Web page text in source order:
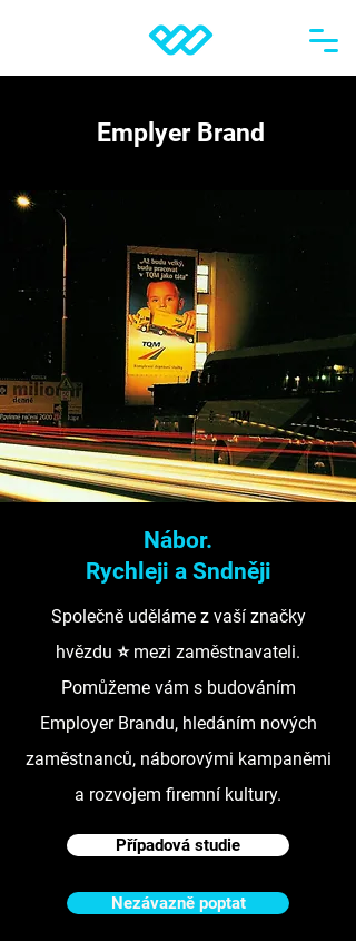
Emplyer Brand
Nábor.
Rychleji a Sndněji
Společně uděláme z vaší značky
hvězdu ⭐️ mezi zaměstnavateli.
Pomůžeme vám s budováním
Employer Brandu, hledáním nových
zaměstnanců, náborovými kampaněmi
a rozvojem firemní kultury.
Případová studie
Nezávazně poptat